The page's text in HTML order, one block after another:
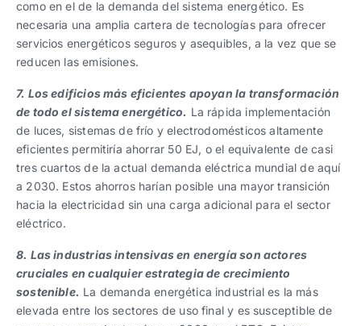
como en el de la demanda del sistema energético. Es
necesaria una amplia cartera de tecnologías para ofrecer
servicios energéticos seguros y asequibles, a la vez que se
reducen las emisiones.
7. Los edificios más eficientes apoyan la transformación
de todo el sistema energético. La rápida implementación
de luces, sistemas de frío y electrodomésticos altamente
eficientes permitiría ahorrar 50 EJ, o el equivalente de casi
tres cuartos de la actual demanda eléctrica mundial de aquí
a 2030. Estos ahorros harían posible una mayor transición
hacia la electricidad sin una carga adicional para el sector
eléctrico.
8. Las industrias intensivas en energía son actores
cruciales en cualquier estrategia de crecimiento
sostenible. La demanda energética industrial es la más
elevada entre los sectores de uso final y es susceptible de